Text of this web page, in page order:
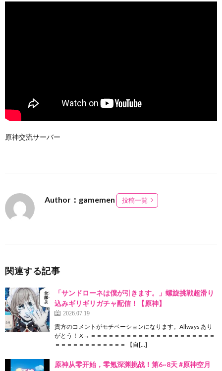
原神交流サーバー
Author：gamemen 投稿一覧
関連する記事
「サンドローネは僕が引きます。」螺旋挑戦超滑り
込みギリギリガチャ配信！【原神】
2026.07.19
貴方のコメントがモチベーションになります。Allways あり
がとう！ X→ ＝＝＝＝＝＝＝＝＝＝＝＝＝＝＝＝＝＝＝＝＝
＝＝＝＝＝＝＝＝＝＝＝＝ 【自[…]
原神从零开始，零氪深渊挑战！第6~8天 #原神空月